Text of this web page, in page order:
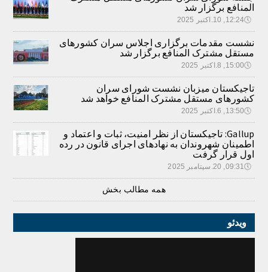
المنافع برگزار شد
🕔12:24, 10.اکتبر 2025
نشست مقدمات برگزاری اجلاس سران کشورهای
مستقل مشترک المنافع برگزار شد
🕔15:00, 8.اکتبر 2025
تاجیکستان میزبان نشست شورای سران
کشورهای مستقل مشترک المنافع خواهد شد
🕔13:50, 6.اکتبر 2025
Gallup: تاجیکستان از نظر امنیت، ثبات و اعتماد و
اطمینان شهروندان به نهادهای اجرای قانون در رده
اول قرار گرفت
🕔09:31, 20.سپتامبر 2025
همه مطالب بخش
ویدئو